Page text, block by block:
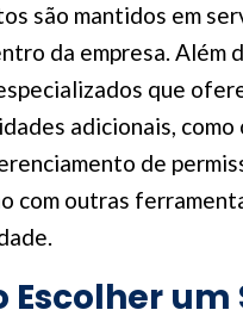
são mantidos em
da empresa. Além
que
adicionais,
de
com outras
Escolher um